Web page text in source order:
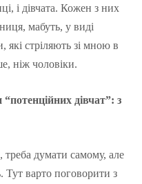
і дівчата. Кожен з них
мабуть, у виді
які стріляють зі мною в
ніж чоловіки.
дівчат”: з
думати самому, але
Тут варто поговорити з